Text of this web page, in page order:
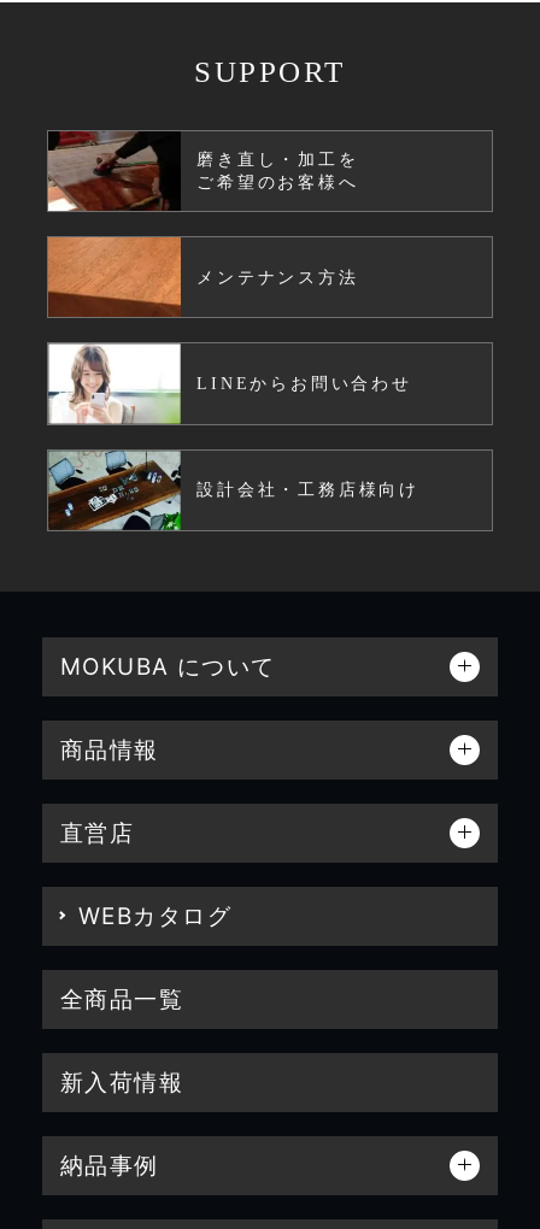
SUPPORT
磨き直し・加工を
ご希望のお客様へ
メンテナンス方法
LINEからお問い合わせ
設計会社・工務店様向け
MOKUBA について
商品情報
直営店
WEBカタログ
全商品一覧
新入荷情報
納品事例